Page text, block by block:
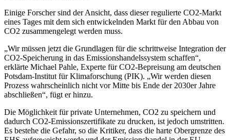
Einige Forscher sind der Ansicht, dass dieser regulierte CO2-Markt
eines Tages mit dem sich entwickelnden Markt für den Abbau von
CO2 zusammengelegt werden muss.
„Wir müssen jetzt die Grundlagen für die schrittweise Integration der
CO2-Speicherung in das Emissionshandelssystem schaffen“,
erklärte Michael Pahle, Experte für CO2-Bepreisung am deutschen
Potsdam-Institut für Klimaforschung (PIK). „Wir werden diesen
Prozess wahrscheinlich nicht vor Mitte bis Ende der 2030er Jahre
abschließen“, fügt er hinzu.
Die Möglichkeit für private Unternehmen, CO2 zu speichern und
dadurch CO2-Emissionszertifikate zu drucken, ist jedoch umstritten.
Es bestehe die Gefahr, so die Kritiker, dass die harte Obergrenze des